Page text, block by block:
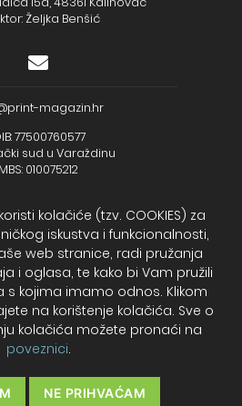
Željka Benšić
magazin.hr
77500760577
sud u Varaždinu
MBS: 010075212
(48) 733 111
banka d.d.
uplaćen u cijelosti
kolačiće (tzv. COOKIES) za
iskustva i funkcionalnosti,
web stranice, radi pružanja
i oglasa, te kako bi Vam pružili
s kojima imamo odnos. Klikom
na korištenje kolačića. Sve o
kolačića možete pronaći na
poveznici.
NE PRIHVAĆAM